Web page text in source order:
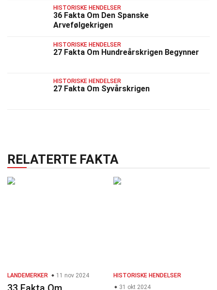
HISTORISKE HENDELSER
36 Fakta Om Den Spanske
Arvefølgekrigen
HISTORISKE HENDELSER
27 Fakta Om Hundreårskrigen Begynner
HISTORISKE HENDELSER
27 Fakta Om Syvårskrigen
RELATERTE FAKTA
LANDEMERKER 11 nov 2024
HISTORISKE HENDELSER
31 okt 2024